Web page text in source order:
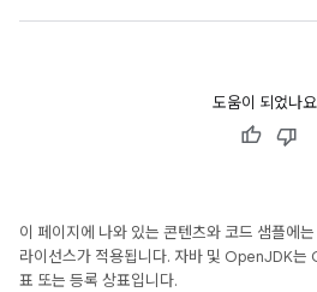
도움이 되었나
이 페이지에 나와 있는 콘텐츠와 코드 샘플에는
라이선스가 적용됩니다. 자바 및 OpenJDK
표 또는 등록 상표입니다.